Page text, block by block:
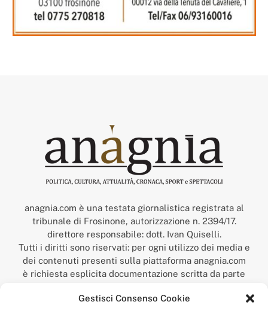
Gestisci Consenso Cookie
anagnia.com è una testata giornalistica registrata al
tribunale di Frosinone, autorizzazione n. 2394/17.
direttore responsabile: dott. Ivan Quiselli.
Tutti i diritti sono riservati: per ogni utilizzo dei media e
dei contenuti presenti sulla piattaforma anagnia.com
è richiesta esplicita documentazione scritta da parte
“Anagnia” è un marchio registrato presso l’Ufficio Italiano